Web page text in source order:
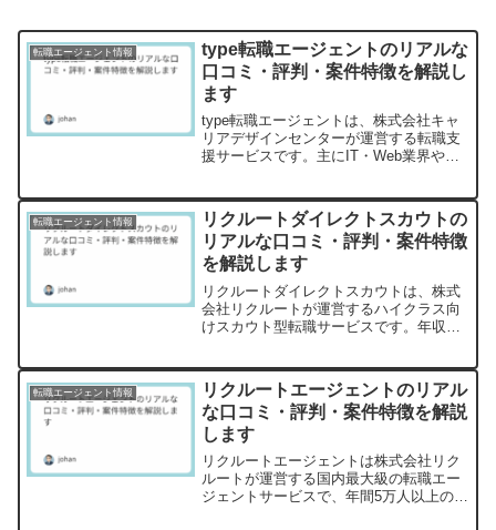
転職エージェント情報
type転職エージェントのリアルな
口コミ・評判・案件特徴を解説し
ます
type転職エージェントは、株式会社キャ
リアデザインセンターが運営する転職支
援サービスです。主にIT・Web業界やエ
のサービスの質や他社との比較におい
て、どの程度の価値...
転職エージェント情報
リクルートダイレクトスカウトの
リアルな口コミ・評判・案件特徴
を解説します
リクルートダイレクトスカウトは、株式
会社リクルートが運営するハイクラス向
けスカウト型転職サービスです。年収
待つだけで転職活動ができると謳われて
いますが、実際のところは...
転職エージェント情報
リクルートエージェントのリアル
な口コミ・評判・案件特徴を解説
します
リクルートエージェントは株式会社リク
ルートが運営する国内最大級の転職エー
ジェントサービスで、年間5万人以上の転